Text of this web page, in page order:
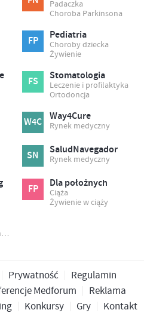
Padaczka
Choroba Parkinsona
FP Pediatria
Choroby dziecka
Żywienie
FS Stomatologia
Leczenie i profilaktyka
Ortodoncja
W4C Way4Cure
Rynek medyczny
SN SaludNavegador
Rynek medyczny
FP Dla położnych
Ciąża
Żywienie w ciąży
Prawo medyczne i refundacja
Prywatność
Regulamin
Medforum
Reklama
Konkursy Gry Kontakt